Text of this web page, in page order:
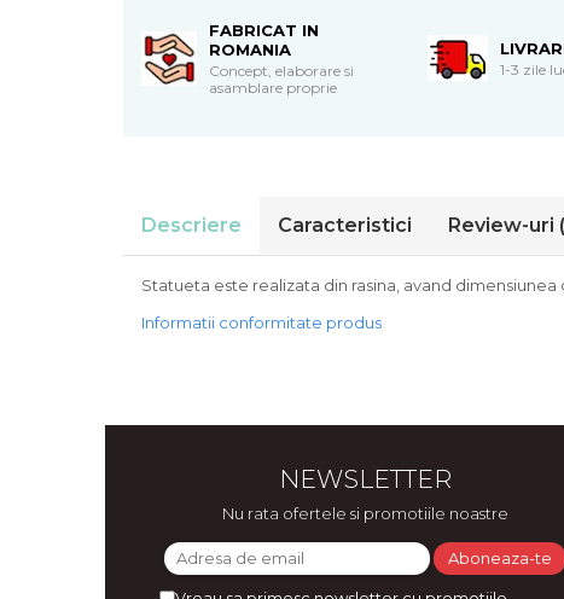
Cadouri personalizate pentru
Cadouri pentru mama
Cadouri pentru tata
FABRICAT IN
ROMANIA
Concept, elaborare si
asamblare proprie
1-3 zile
Descriere Caracteristici Review-uri
Statueta este realizata din rasina, avand dimensiunea
Informatii conformitate produs
NEWSLETTER
Nu rata ofertele si promotiile noastre